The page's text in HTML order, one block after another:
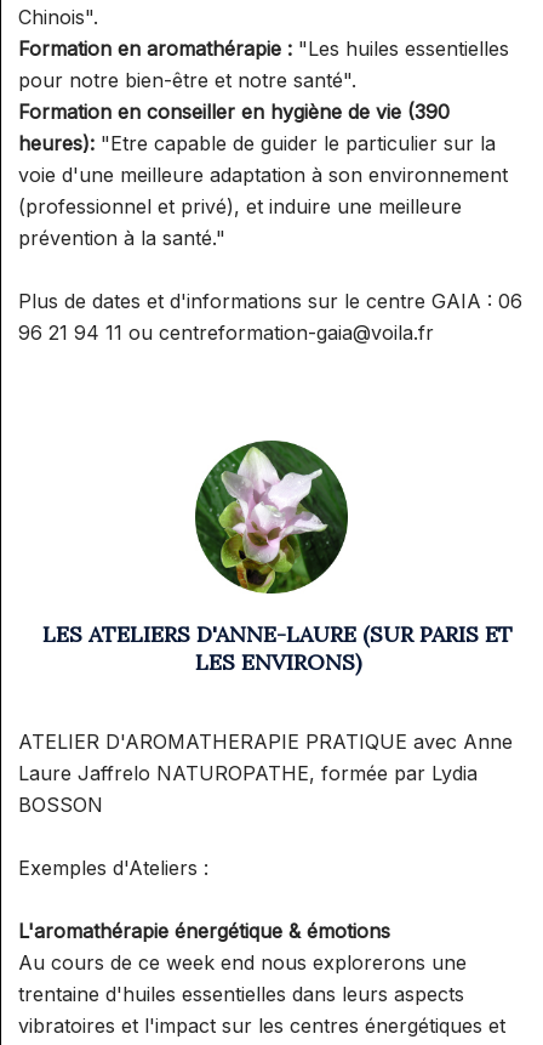
Chinois".
Formation en aromathérapie : "Les huiles essentielles
pour notre bien-être et notre santé".
Formation en conseiller en hygiène de vie (390
heures): "Etre capable de guider le particulier sur la
voie d'une meilleure adaptation à son environnement
(professionnel et privé), et induire une meilleure
prévention à la santé."
Plus de dates et d'informations sur le centre GAIA : 06
96 21 94 11 ou centreformation-gaia@voila.fr
LES ATELIERS D'ANNE-LAURE (SUR PARIS ET
LES ENVIRONS)
ATELIER D'AROMATHERAPIE PRATIQUE avec Anne
Laure Jaffrelo NATUROPATHE, formée par Lydia
BOSSON
Exemples d'Ateliers :
L'aromathérapie énergétique & émotions
Au cours de ce week end nous explorerons une
trentaine d'huiles essentielles dans leurs aspects
vibratoires et l'impact sur les centres énergétiques et